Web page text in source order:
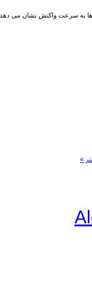
به سرعت واکنش نشان می
»